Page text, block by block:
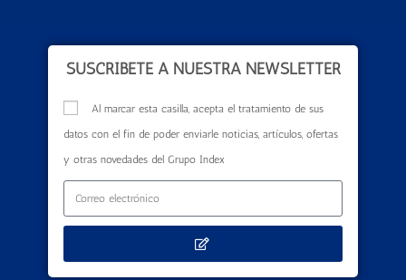
SUSCRÍBETE A NUESTRA NEWSLETTER
Al marcar esta casilla, acepta el tratamiento de sus
datos con el fin de poder enviarle noticias, artículos, ofertas
y otras novedades del Grupo Index